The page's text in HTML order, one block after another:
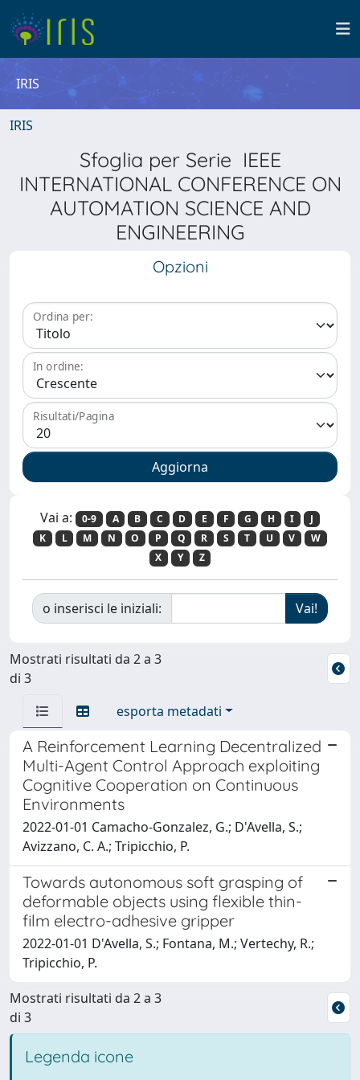
IRIS
IRIS
Sfoglia per Serie IEEE
INTERNATIONAL CONFERENCE ON
AUTOMATION SCIENCE AND
ENGINEERING
Opzioni
Ordina per:
In ordine:
Risultati/Pagina
Vai a: 0-9 A B C D E F G H I
J
K
L M N O P Q R S T U V
W
X
Y Z
o inserisci le iniziali:
Mostrati risultati da 2 a 3
di 3
esporta metadati
A Reinforcement Learning Decentralized
Multi-Agent Control Approach exploiting
Cognitive Cooperation on Continuous
Environments
2022-01-01 Camacho-Gonzalez, G.; D'Avella, S.;
Avizzano, C. A.; Tripicchio, P.
Towards autonomous soft grasping of
deformable objects using flexible thin-
film electro-adhesive gripper
2022-01-01 D'Avella, S.; Fontana, M.; Vertechy, R.;
Tripicchio, P.
Mostrati risultati da 2 a 3
di 3
Legenda icone